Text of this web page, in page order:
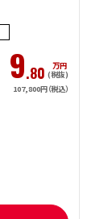
9.80 万円
(税抜)
107,800円（税込）